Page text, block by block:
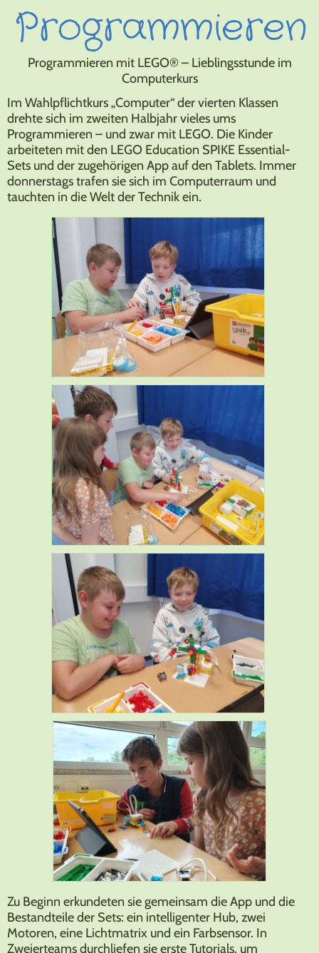
Programmieren
Programmieren mit LEGO® – Lieblingsstunde im
Computerkurs
Im Wahlpflichtkurs „Computer“ der vierten Klassen
drehte sich im zweiten Halbjahr vieles ums
Programmieren – und zwar mit LEGO. Die Kinder
arbeiteten mit den LEGO Education SPIKE Essential-
Sets und der zugehörigen App auf den Tablets. Immer
donnerstags trafen sie sich im Computerraum und
tauchten in die Welt der Technik ein.
Zu Beginn erkundeten sie gemeinsam die App und die
Bestandteile der Sets: ein intelligenter Hub, zwei
Motoren, eine Lichtmatrix und ein Farbsensor. In
Zweierteams durchliefen sie erste Tutorials, um